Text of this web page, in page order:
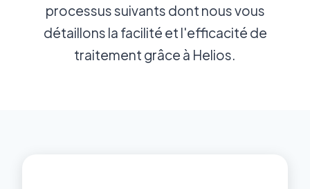
processus suivants dont nous vous
détaillons la facilité et l'efficacité de
traitement grâce à Helios.